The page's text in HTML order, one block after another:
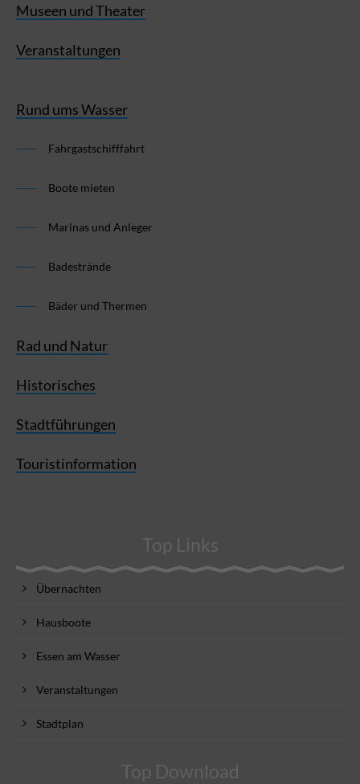
Museen und Theater
Veranstaltungen
Rund ums Wasser
Fahrgastschifffahrt
Boote mieten
Marinas und Anleger
Badestrände
Bäder und Thermen
Rad und Natur
Historisches
Stadtführungen
Touristinformation
Top Links
Übernachten
Hausboote
Essen am Wasser
Veranstaltungen
Stadtplan
Top Download